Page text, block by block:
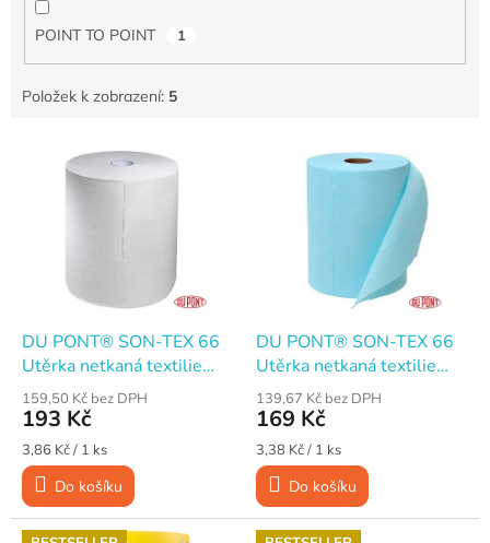
POINT TO POINT 1
Položek k zobrazení: 5
DU PONT® SON-TEX 66
Utěrka netkaná textilie
PES/celulóza, 50 útržků 27
x 31 cm / 15,5 m, bílá
159,50 Kč bez DPH
193 Kč
Měrná
cena:
3,86 Kč / 1 ks
Do košíku
DU PONT® SON-TEX 66
Utěrka netkaná textilie
PES/celulóza, 50 útržků 27
x 31 cm / 15,5 m,
tyrkysová
139,67 Kč bez DPH
169 Kč
Měrná
cena:
3,38 Kč / 1 ks
Do košíku